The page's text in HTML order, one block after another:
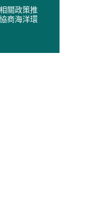
關政策推
商海洋環